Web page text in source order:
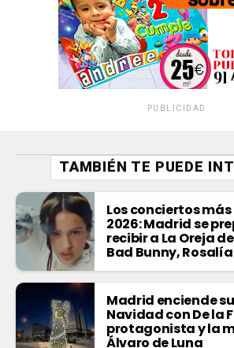
PUBLICIDAD
TAMBIÉN TE PUEDE
Los conciertos
2026: Madrid se
recibir a La Oreja
Bad Bunny,
Madrid enciende
Navidad con De la
protagonista y la
Álvaro de Luna